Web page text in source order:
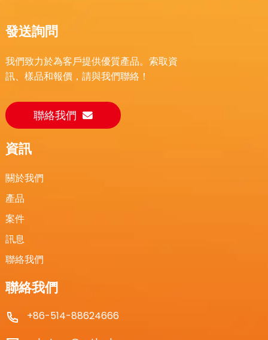
發送詢問
我們致力於為客戶提供優質產品。索取資
訊、樣品和報價，請與我們聯絡！
聯絡我們
資訊
關於我們
產品
案件
訊息
聯絡我們
聯絡我們
+86-514-88624666